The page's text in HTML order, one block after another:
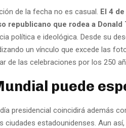
de la fecha no es casual. El 4
republicano que rodea a Donald
política e ideológica. Desde su
un vínculo que excede las
de las celebraciones por los 250
puede
presidencial coincidirá además
ciudades estadounidenses. Aun